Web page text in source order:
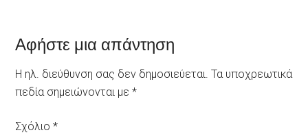
Reader
Interactions
Αφήστε μια απάντηση
Η ηλ. διεύθυνση σας δεν δημοσιεύεται. Τα υποχρεωτικά
πεδία σημειώνονται με*
Σχόλιο*